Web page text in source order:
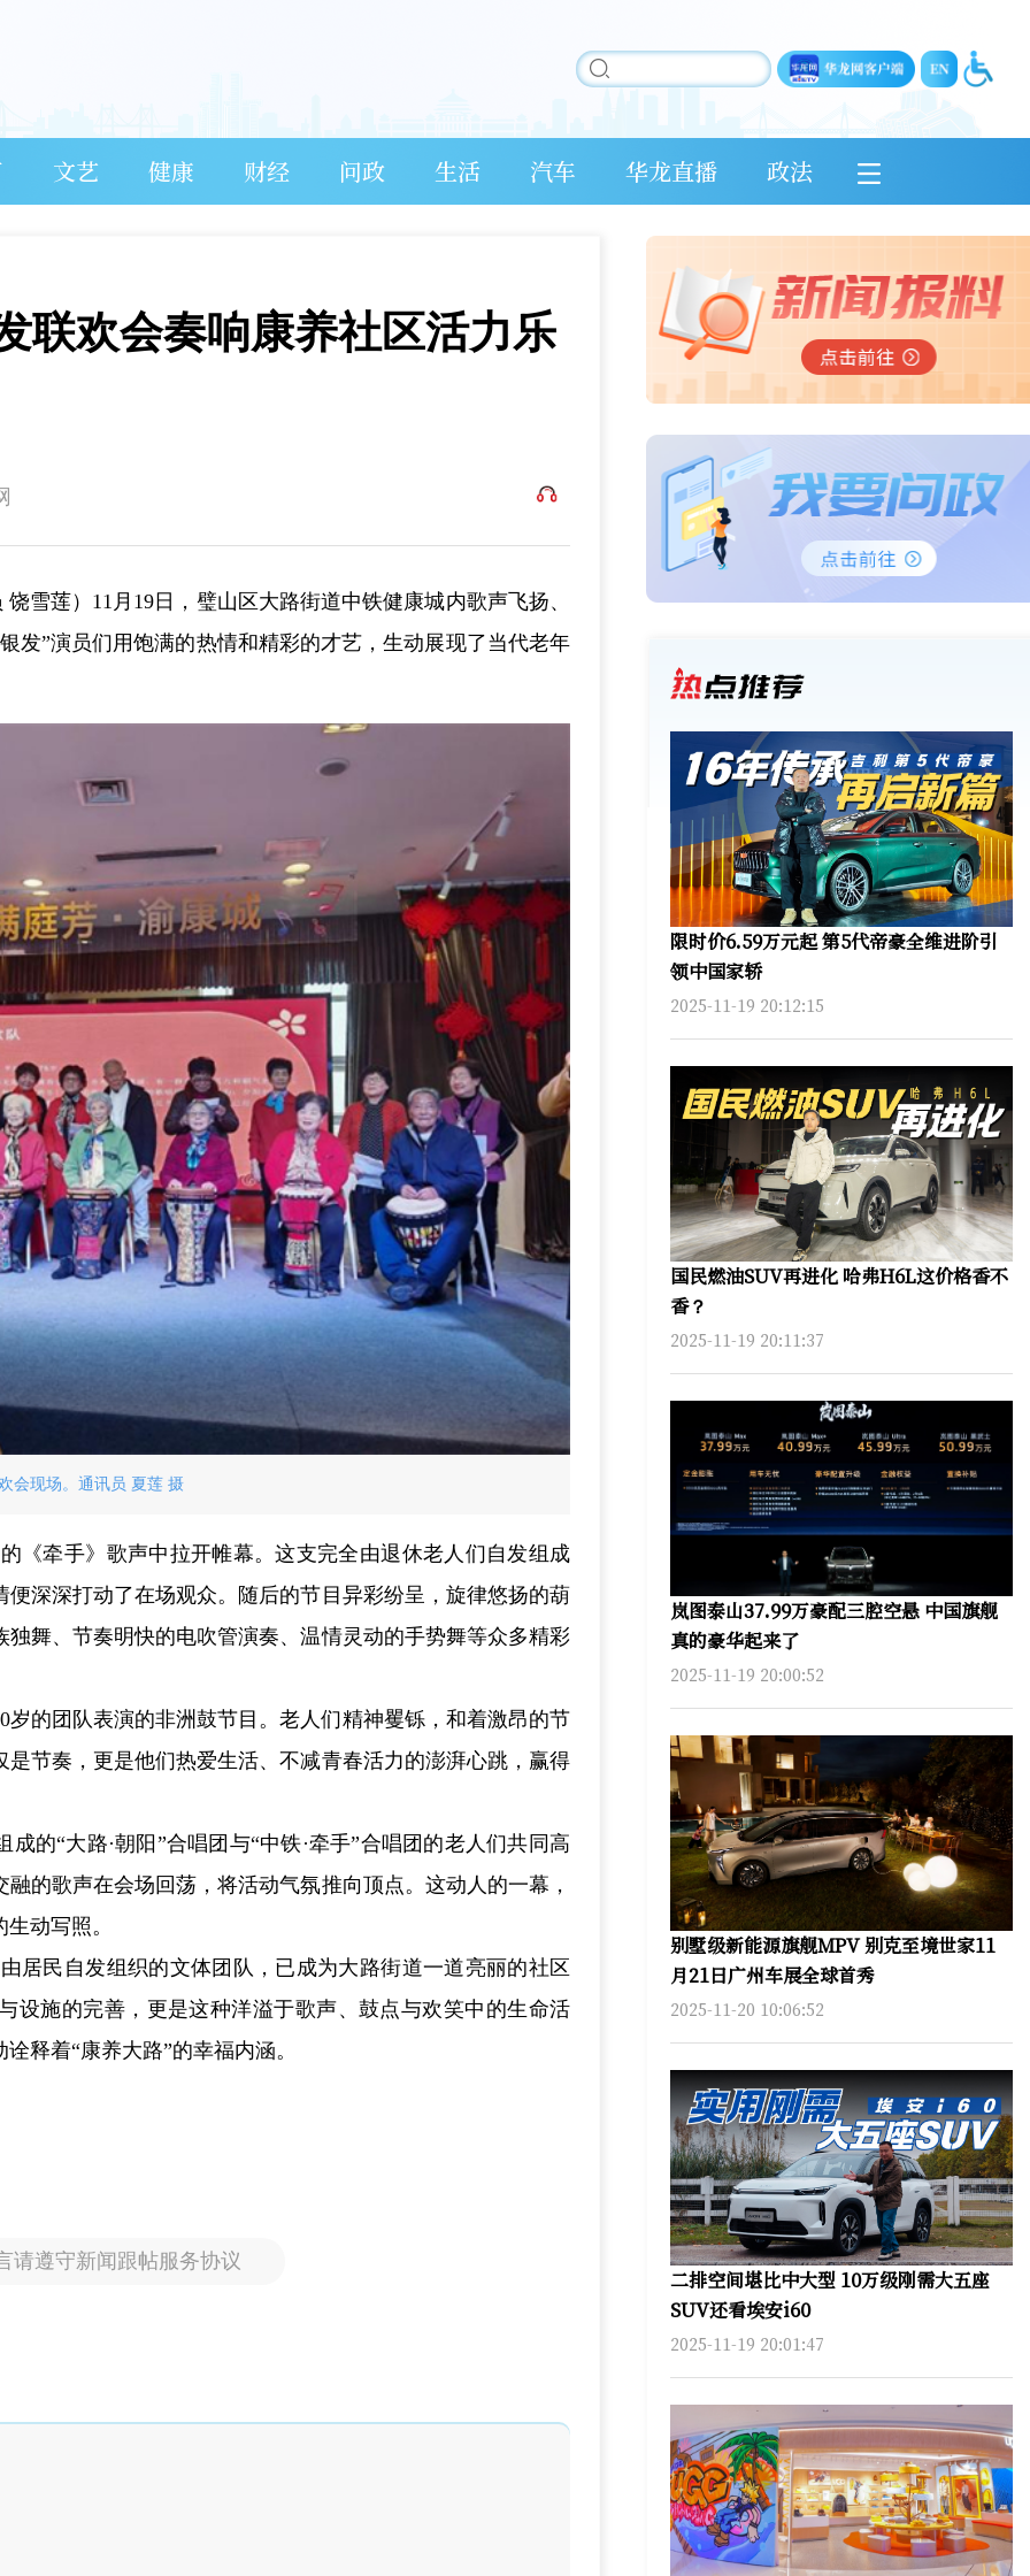
文艺 健康 财经 问政 生活 汽车 华龙直播 政法
联欢会奏响康养社区活力乐
雪莲）11月19日，璧山区大路街道中铁健康城内歌声飞扬、
发”演员们用饱满的热情和精彩的才艺，生动展现了当代老年
会现场。通讯员 夏莲 摄
《牵手》歌声中拉开帷幕。这支完全由退休老人们自发组成
深深打动了在场观众。随后的节目异彩纷呈，旋律悠扬的葫
舞、节奏明快的电吹管演奏、温情灵动的手势舞等众多精彩
的团队表演的非洲鼓节目。老人们精神矍铄，和着激昂的节
节奏，更是他们热爱生活、不减青春活力的澎湃心跳，赢得
的“大路·朝阳”合唱团与“中铁·牵手”合唱团的老人们共同高
的歌声在会场回荡，将活动气氛推向顶点。这动人的一幕，
动写照。
居民自发组织的文体团队，已成为大路街道一道亮丽的社区
设施的完善，更是这种洋溢于歌声、鼓点与欢笑中的生命活
释着“康养大路”的幸福内涵。
请遵守新闻跟帖服务协议
限时价6.59万元起 第5代帝豪全维进阶引
领中国家轿
2025-11-19 20:12:15
国民燃油SUV再进化 哈弗H6L这价格香不
香？
2025-11-19 20:11:37
岚图泰山37.99万豪配三腔空悬 中国旗舰
真的豪华起来了
2025-11-19 20:00:52
别墅级新能源旗舰MPV 别克至境世家11
月21日广州车展全球首秀
2025-11-20 10:06:52
二排空间堪比中大型 10万级刚需大五座
SUV还看埃安i60
2025-11-19 20:01:47